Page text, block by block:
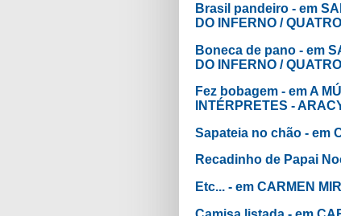
Brasil pandeiro - em
DO INFERNO /
Boneca de pano - em
DO INFERNO /
Fez bobagem - em A
INTÉRPRETES -
Sapateia no chão - em
Recadinho de Papai
Etc... - em CARMEN